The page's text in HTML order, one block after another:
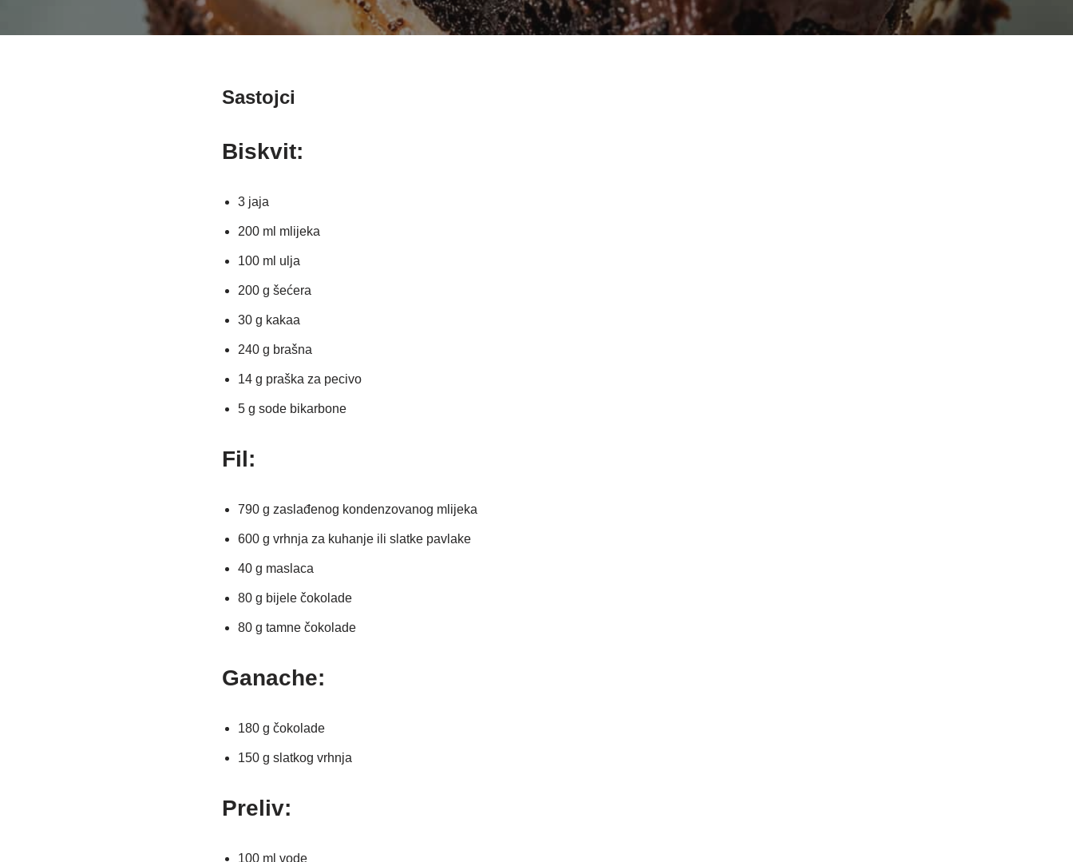
Sastojci
Biskvit:
3 jaja
200 ml mlijeka
100 ml ulja
200 g šećera
30 g kakaa
240 g brašna
14 g praška za pecivo
5 g sode bikarbone
Fil:
790 g zaslađenog kondenzovanog mlijeka
600 g vrhnja za kuhanje ili slatke pavlake
40 g maslaca
80 g bijele čokolade
80 g tamne čokolade
Ganache:
180 g čokolade
150 g slatkog vrhnja
Preliv:
100 ml vode